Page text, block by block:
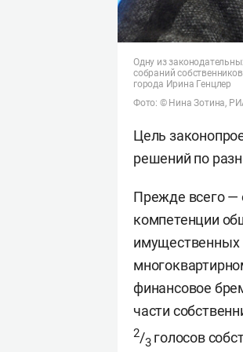
Одну из
собраний
города Ирина Генцлер
Фото: © Нина Зотина,
Цель
решений по
Прежде всего —
компетенции
имущественных
финансовое
части
2/3голосов